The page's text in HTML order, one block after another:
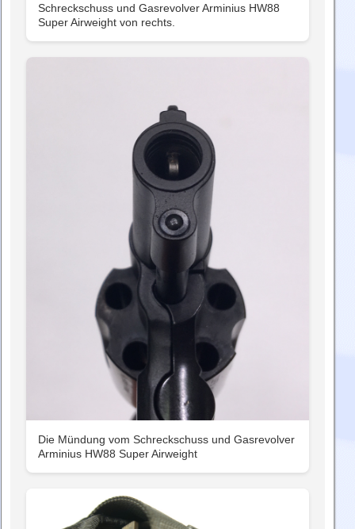
Schreckschuss und Gasrevolver Arminius HW88
Super Airweight von rechts.
Die Mündung vom Schreckschuss und Gasrevolver
Arminius HW88 Super Airweight